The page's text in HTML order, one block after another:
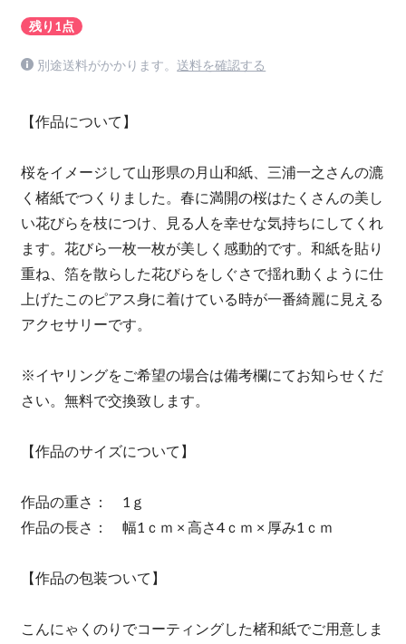
残り1点
別途送料がかかります。 送料を確認する
【作品について】
桜をイメージして山形県の月山和紙、三浦一之さんの漉
く楮紙でつくりました。春に満開の桜はたくさんの美し
い花びらを枝につけ、見る人を幸せな気持ちにしてくれ
ます。花びら一枚一枚が美しく感動的です。和紙を貼り
重ね、箔を散らした花びらをしぐさで揺れ動くように仕
上げたこのピアス身に着けている時が一番綺麗に見える
アクセサリーです。
※イヤリングをご希望の場合は備考欄にてお知らせくだ
さい。無料で交換致します。
【作品のサイズについて】
作品の重さ： 1ｇ
作品の長さ： 幅1ｃｍ × 高さ4ｃｍ × 厚み1ｃｍ
【作品の包装ついて】
こんにゃくのりでコーティングした楮和紙でご用意しま